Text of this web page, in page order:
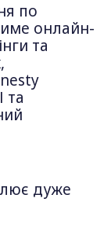
по
онлайн-
та
та
дуже